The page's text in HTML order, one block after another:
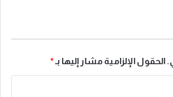
الحقول الإلزامية مشار إليها بـ*